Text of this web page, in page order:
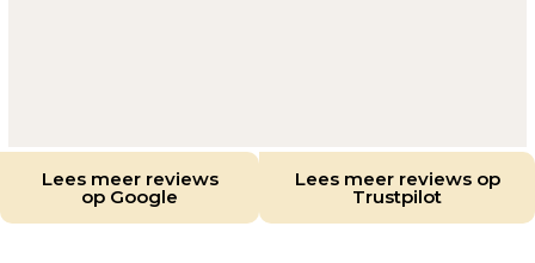
Lees meer reviews
op Google
Lees meer reviews op
Trustpilot